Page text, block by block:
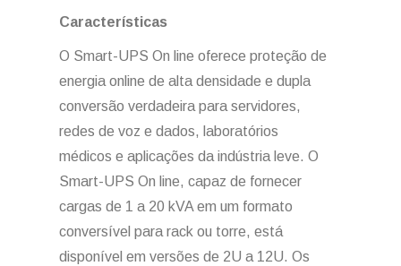
Características
O Smart-UPS On line oferece proteção de
energia online de alta densidade e dupla
conversão verdadeira para servidores,
redes de voz e dados, laboratórios
médicos e aplicações da indústria leve. O
Smart-UPS On line, capaz de fornecer
cargas de 1 a 20 kVA em um formato
conversível para rack ou torre, está
disponível em versões de 2U a 12U. Os